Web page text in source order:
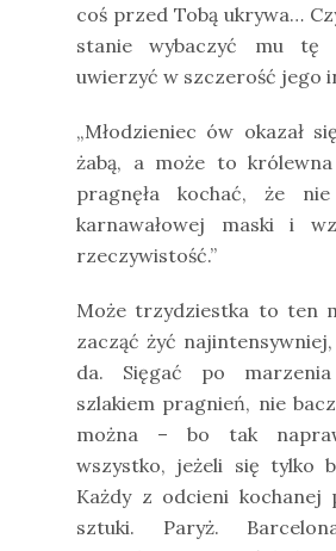
coś przed Tobą ukrywa…
stanie wybaczyć mu tę
uwierzyć w szczerość jego
„Młodzieniec ów okazał
żabą, a może to
pragnęła kochać, że nie
karnawałowej maski i
rzeczywistość.”
Może trzydziestka to ten
zacząć żyć
da. Sięgać po
szlakiem pragnień, nie
można – bo tak
wszystko, jeżeli się tylko
Każdy z odcieni kochanej
sztuki. Paryż.